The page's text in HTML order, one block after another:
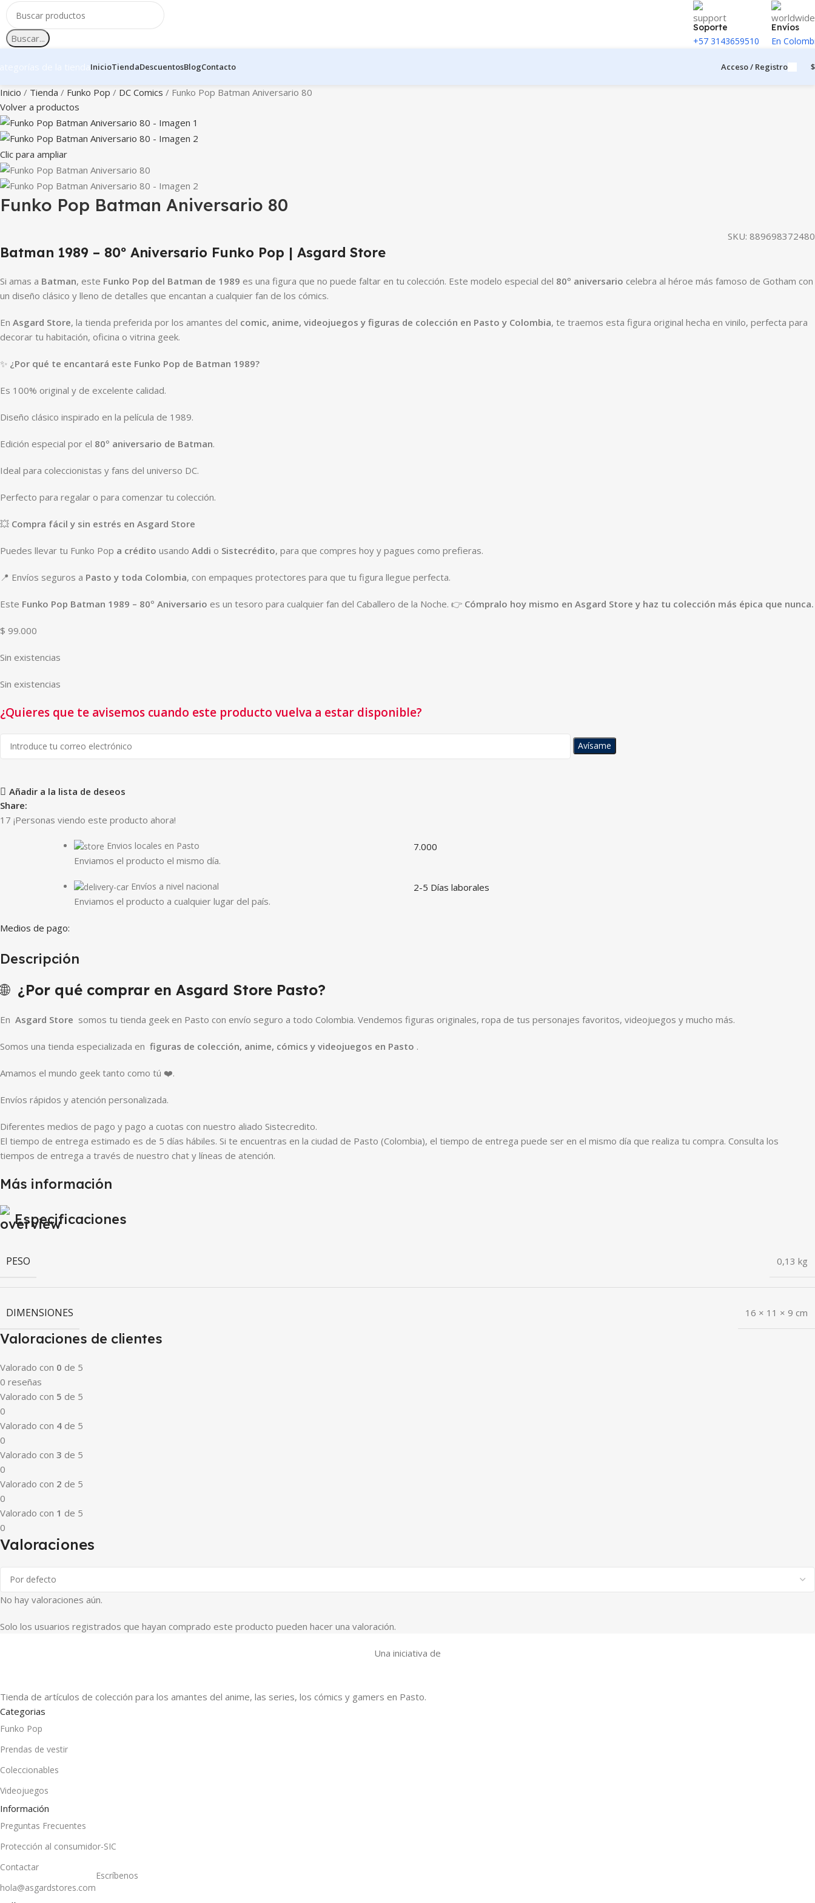
Buscar...
Soporte
+57 3143659510
Envíos
En
InicioTiendaDescuentosBlogContacto Acceso / Registro $
Inicio Tienda Funko Pop DC Comics
Funko Pop Batman Aniversario 80
Volver a productos
Clic para ampliar
Funko Pop Batman Aniversario 80
SKU: 889698372480
Batman 1989 – 80º Aniversario Funko Pop | Asgard Store
Si amas a Batman, este Funko Pop del Batman de 1989 es una figura que no puede faltar en tu colección. Este modelo especial del 80º aniversario celebra al héroe más famoso de Gotham con
un diseño clásico y lleno de detalles que encantan a cualquier fan de los cómics.
En Asgard Store, la tienda preferida por los amantes del comic, anime, videojuegos y figuras de colección en Pasto y Colombia, te traemos esta figura original hecha en vinilo, perfecta para
decorar tu habitación, oficina o vitrina geek.
✨ ¿Por qué te encantará este Funko Pop de Batman 1989?
Es 100% original y de excelente calidad.
Diseño clásico inspirado en la película de 1989.
Edición especial por el 80º aniversario de Batman.
Ideal para coleccionistas y fans del universo DC.
Perfecto para regalar o para comenzar tu colección.
💥 Compra fácil y sin estrés en Asgard Store
Puedes llevar tu Funko Pop a crédito usando Addi o Sistecrédito, para que compres hoy y pagues como prefieras.
📍 Envíos seguros a Pasto y toda Colombia, con empaques protectores para que tu figura llegue perfecta.
Este Funko Pop Batman 1989 – 80º Aniversario es un tesoro para cualquier fan del Caballero de la Noche. 👉 Cómpralo hoy mismo en Asgard Store y haz tu colección más épica que nunca.
$ 99.000
Sin existencias
Sin existencias
¿Quieres que te avisemos cuando este producto vuelva a estar disponible?
Avísame
Añadir a la lista de deseos
Share:
17 ¡Personas viendo este producto ahora!
Envios locales en Pasto
Enviamos el producto el mismo día.
7.000
Envíos a nivel nacional
Enviamos el producto a cualquier lugar del país.
2-5 Días laborales
Medios de pago:
Descripción
🌐 ¿Por qué comprar en Asgard Store Pasto?
En Asgard Store somos tu tienda geek en Pasto con envío seguro a todo Colombia. Vendemos figuras originales, ropa de tus personajes favoritos, videojuegos y mucho más.
Somos una tienda especializada en figuras de colección, anime, cómics y videojuegos en Pasto .
Amamos el mundo geek tanto como tú ❤️.
Envíos rápidos y atención personalizada.
Diferentes medios de pago y pago a cuotas con nuestro aliado Sistecredito.
El tiempo de entrega estimado es de 5 días hábiles. Si te encuentras en la ciudad de Pasto (Colombia), el tiempo de entrega puede ser en el mismo día que realiza tu compra. Consulta los
tiempos de entrega a través de nuestro chat y líneas de atención.
Más información
Especificaciones
PESO 0,13 kg
DIMENSIONES 16 × 11 × 9 cm
Valoraciones de clientes
Valorado con 0 de 5
0 reseñas
Valorado con 5 de 5
0
Valorado con 4 de 5
0
Valorado con 3 de 5
0
Valorado con 2 de 5
0
Valorado con 1 de 5
0
Valoraciones
No hay valoraciones aún.
Solo los usuarios registrados que hayan comprado este producto pueden hacer una valoración.
Una iniciativa de
Tienda de artículos de colección para los amantes del anime, las series, los cómics y gamers en Pasto.
Categorias
Funko Pop
Prendas de vestir
Coleccionables
Videojuegos
Información
Preguntas Frecuentes
Protección al consumidor-SIC
Contactar
hola@asgardstores.com
Escríbenos